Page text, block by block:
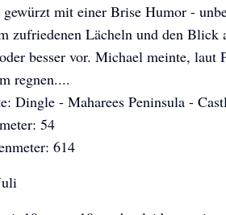
gewürzt mit einer Brise Humor -
zufriedenen Lächeln und den
besser vor. Michael meinte, laut
regnen....
Dingle - Maharees Peninsula -
54
614